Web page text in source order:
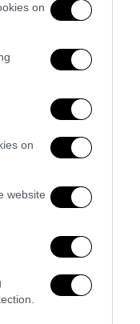
on
on
website